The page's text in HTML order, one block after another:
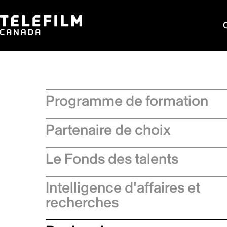
Programme de formation
Partenaire de choix
Le Fonds des talents
Intelligence d'affaires et
recherches